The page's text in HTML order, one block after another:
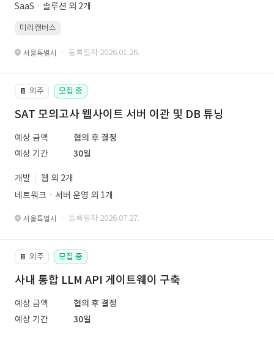
SaaSㆍ솔루션 외 2개
미리캔버스
서울특별시 · 등록일자 2026.01.26.
📔 외주 모집 중
SAT 모의고사 웹사이트 서버 이관 및 DB 튜닝
예상 금액
협의 후 결정
예상 기간
30일
개발
웹 외 2개
네트워크ㆍ서버 운영 외 1개
서울특별시 · 등록일자 2026.07.27.
📔 외주 모집 중
사내 통합 LLM API 게이트웨이 구축
예상 금액
협의 후 결정
예상 기간
30일